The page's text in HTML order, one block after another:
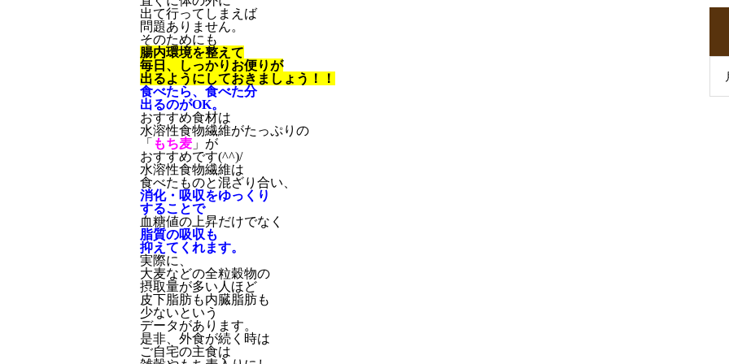
出て行ってしまえば
問題ありません。
そのためにも
腸内環境を整えて
毎日、しっかりお便りが
出るようにしておきましょう！！
食べたら、食べた分
出るのがOK。
おすすめ食材は
水溶性食物繊維がたっぷりの
「 もち麦 」が
おすすめです(^^)/
水溶性食物繊維は
食べたものと混ざり合い、
消化・吸収をゆっくり
することで
血糖値の上昇だけでなく
脂質の吸収も
抑えてくれます。
実際に、
大麦などの全粒穀物の
摂取量が多い人ほど
皮下脂肪も内臓脂肪も
少ないという
データがあります。
是非、外食が続く時は
ご自宅の主食は